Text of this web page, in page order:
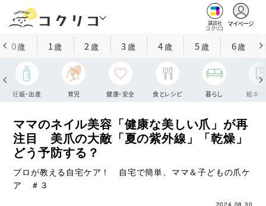
講談社
コクリコ
マイページ
0歳 1歳 2 歳 3歳 4歳 5歳 6歳
妊娠・出産 育児 健康・安全 食とレシピ 暮らし 絵本・
ママのネイル美容「健康な美しい爪」が再
注目 美爪の大敵「夏の紫外線」「乾燥」
どう予防する？
プロが教える自宅ケア！ 自宅で簡単、ママ＆子どもの爪ケ
ア ＃３
2024.08.30